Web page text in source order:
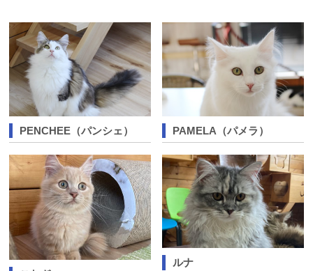
PENCHEE（パンシェ） PAMELA（パメラ）
ルナ